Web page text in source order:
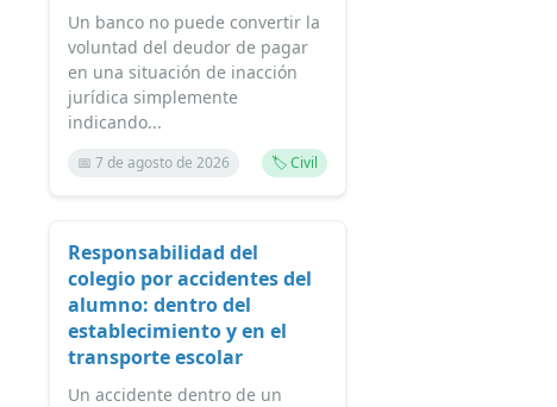
Un banco no puede convertir la
voluntad del deudor de pagar
en una situación de inacción
jurídica simplemente
indicando...
📅 7 de agosto de 2026 🏷️ Civil
Responsabilidad del
colegio por accidentes del
alumno: dentro del
establecimiento y en el
transporte escolar
Un accidente dentro de un